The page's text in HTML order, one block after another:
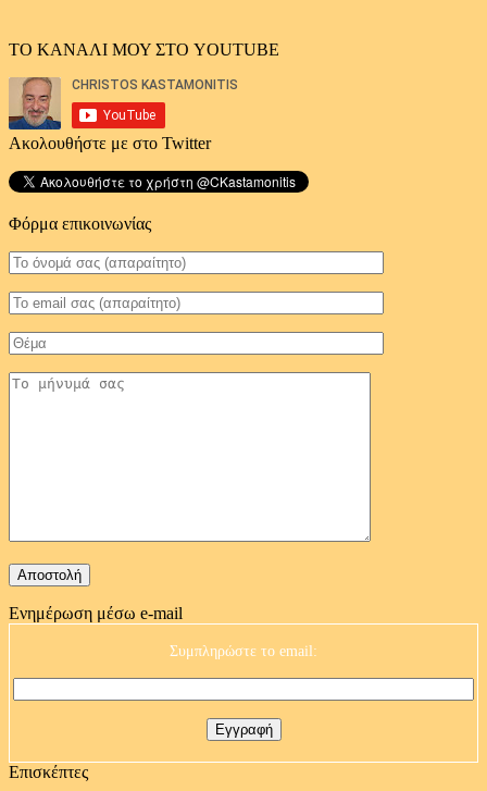
ΤΟ ΚΑΝΑΛΙ ΜΟΥ ΣΤΟ YOUTUBE
Ακολουθήστε με στο Twitter
Φόρμα επικοινωνίας
Ενημέρωση μέσω e-mail
Συμπληρώστε το email:
Επισκέπτες